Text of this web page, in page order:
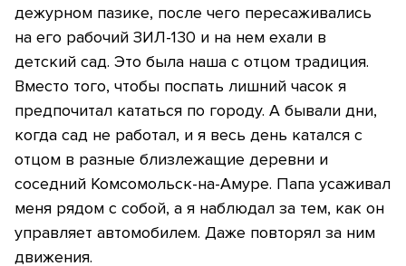
дежурном пазике, после чего пересаживались
на его рабочий ЗИЛ-130 и на нем ехали в
детский сад. Это была наша с отцом традиция.
Вместо того, чтобы поспать лишний часок я
предпочитал кататься по городу. А бывали дни,
когда сад не работал, и я весь день катался с
отцом в разные близлежащие деревни и
соседний Комсомольск-на-Амуре. Папа усаживал
меня рядом с собой, а я наблюдал за тем, как он
управляет автомобилем. Даже повторял за ним
движения.